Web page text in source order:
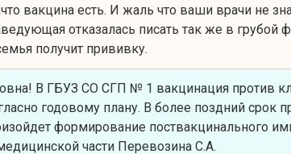
вакцина есть. И жаль что ваши врачи не
отказалась писать так же в грубой
получит прививку.
В ГБУЗ СО СГП № 1 вакцинация против
годовому плану. В более поздний срок
формирование поствакцинального
части Перевозина С.А.